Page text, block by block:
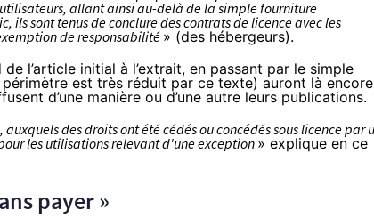
allant ainsi au-delà de la simple fourniture
sont tenus de conclure des contrats de licence avec les
de responsabilité » (des hébergeurs).
l’article initial à l’extrait, en passant par le simple
est très réduit par ce texte) auront là encore
d’une manière ou d’une autre leurs publications.
des droits ont été cédés ou concédés sous licence par
les utilisations relevant d'une exception » explique en ce
payer »